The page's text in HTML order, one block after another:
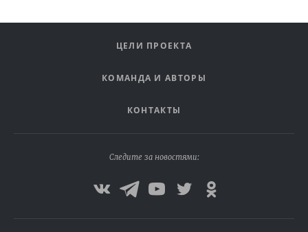
ЦЕЛИ ПРОЕКТА
КОМАНДА И АВТОРЫ
КОНТАКТЫ
Следите за новостями: